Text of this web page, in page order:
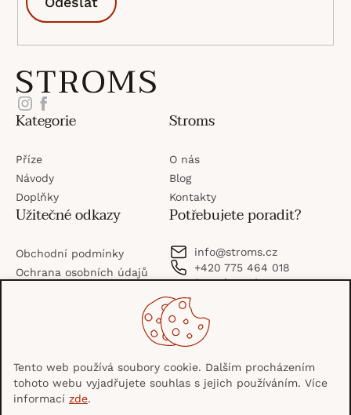
Tento web používá soubory cookie. Dalším procházením
tohoto webu vyjadřujete souhlas s jejich používáním. Více
informací zde.
Z
á
p
a
t
Instagram
Facebook
Kategorie
Příze
Návody
Doplňky
Stroms
O nás
Blog
Kontakty
Užitečné odkazy
Obchodní podmínky
Ochrana osobních údajů
Potřebujete poradit?
info@stroms.cz
+420 775 464 018
(po–pá: 8–16)
i
s
a
s
Možnosti dopravy
B
Z
P